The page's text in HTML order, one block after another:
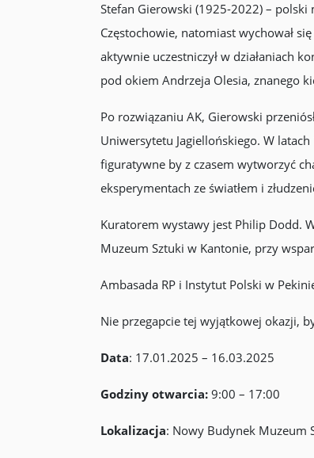
Stefan Gierowski (1925-2022) –
Częstochowie, natomiast wychował
aktywnie uczestniczył w działaniach
pod okiem Andrzeja Olesia, znanego
Po rozwiązaniu AK, Gierowski
Uniwersytetu Jagiellońskiego. W
figuratywne by z czasem wytworzyć
eksperymentach ze światłem i
Kuratorem wystawy jest Philip Dodd.
Muzeum Sztuki w Kantonie, przy
Ambasada RP i Instytut Polski w
Nie przegapcie tej wyjątkowej okazji,
Data: 17.01.2025 – 16.03.2025
Godziny otwarcia:9:00 – 17:00
Lokalizacja: Nowy Budynek Muzeum